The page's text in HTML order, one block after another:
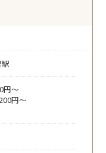
円～
円～